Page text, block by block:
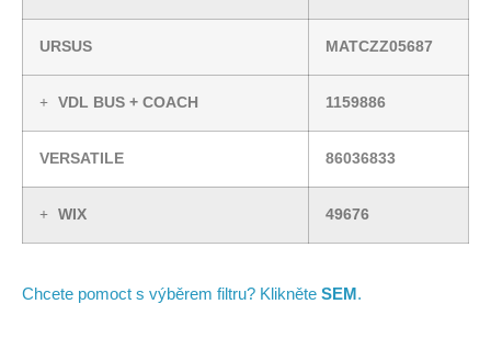
URSUS MATCZZ05687
VDL BUS + COACH 1159886
VERSATILE 86036833
WIX 49676
Chcete pomoct s výběrem filtru? Klikněte SEM.